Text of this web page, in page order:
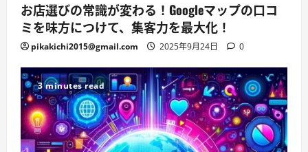
お店選びの常識が変わる！Googleマップの口コ
ミを味方につけて、集客力を最大化！
pikakichi2015@gmail.com 2025年9月24日 0
3 minutes read